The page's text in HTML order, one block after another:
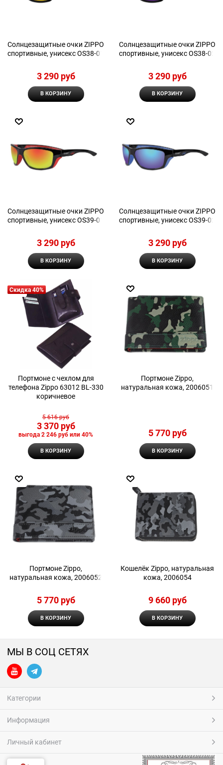
Солнцезащитные очки ZIPPO
спортивные, унисекс OS38-01
3 290 руб
В КОРЗИНУ
Солнцезащитные очки ZIPPO
спортивные, унисекс OS38-02
3 290 руб
В КОРЗИНУ
Солнцезащитные очки ZIPPO
спортивные, унисекс OS39-01
3 290 руб
В КОРЗИНУ
Солнцезащитные очки ZIPPO
спортивные, унисекс OS39-02
3 290 руб
В КОРЗИНУ
Скидка 40%
Портмоне с чехлом для
телефона Zippo 63012 BL-330
коричневое
5 616 руб
3 370 руб
выгода 2 246 руб или 40%
В КОРЗИНУ
Портмоне Zippo,
натуральная кожа, 2006051
5 770 руб
В КОРЗИНУ
Портмоне Zippo,
натуральная кожа, 2006052
5 770 руб
В КОРЗИНУ
Кошелёк Zippo, натуральная
кожа, 2006054
9 660 руб
В КОРЗИНУ
МЫ В СОЦ СЕТЯХ
Категории
Информация
Личный кабинет